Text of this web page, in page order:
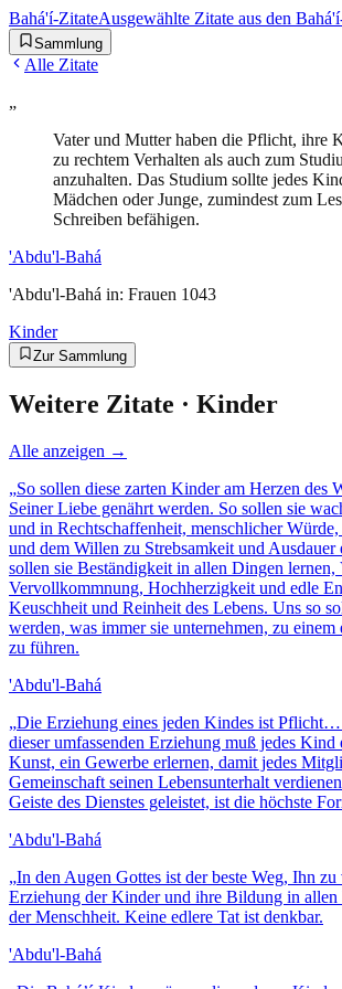
Bahá'í-ZitateAusgewählte Zitate aus den
Sammlung
Alle Zitate
„
Vater und Mutter haben die Pflicht, ihre
zu rechtem Verhalten als auch zum
anzuhalten. Das Studium sollte jedes
Mädchen oder Junge, zumindest zum
Schreiben befähigen.
'Abdu'l-Bahá
'Abdu'l-Bahá in: Frauen 1043
Kinder
Zur Sammlung
Weitere Zitate · Kinder
Alle anzeigen →
„So sollen diese zarten Kinder am Herzen des
Seiner Liebe genährt werden. So sollen sie
und in Rechtschaffenheit, menschlicher
und dem Willen zu Strebsamkeit und Ausdauer
sollen sie Beständigkeit in allen Dingen lernen,
Vervollkommnung, Hochherzigkeit und edle
Keuschheit und Reinheit des Lebens. Uns so
werden, was immer sie unternehmen, zu
zu führen.
'Abdu'l-Bahá
„Die Erziehung eines jeden Kindes ist Pflicht…
dieser umfassenden Erziehung muß jedes
Kunst, ein Gewerbe erlernen, damit jedes
Gemeinschaft seinen Lebensunterhalt
Geiste des Dienstes geleistet, ist die höchste
'Abdu'l-Bahá
„In den Augen Gottes ist der beste Weg, Ihn
Erziehung der Kinder und ihre Bildung in allen
der Menschheit. Keine edlere Tat ist denkbar.
'Abdu'l-Bahá